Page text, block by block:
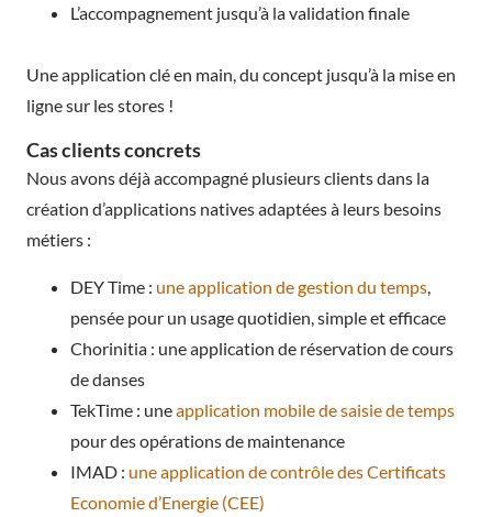
L’accompagnement jusqu’à la validation finale
Une application clé en main, du concept jusqu’à la mise en
ligne sur les stores !
Cas clients concrets
Nous avons déjà accompagné plusieurs clients dans la
création d’applications natives adaptées à leurs besoins
métiers :
DEY Time : une application de gestion du temps
pensée pour un usage quotidien, simple et efficace
Chorinitia : une application de réservation de cours
de danses
TekTime : uneapplication mobile de saisie de temps
pour des opérations de maintenance
IMAD : une application de contrôle des Certificats
Economie d’Energie (CEE)